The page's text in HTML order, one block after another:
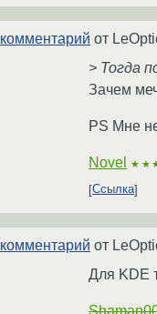
комментарий от
> Тогда
Зачем
PS Мне
Novel
Ссылка
комментарий от
Для KDE